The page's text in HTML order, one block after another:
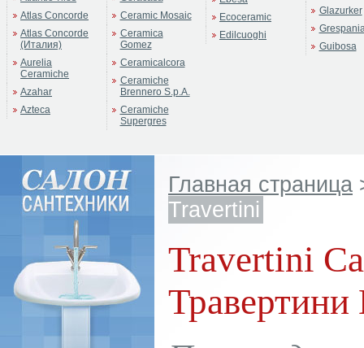
Atlas Concorde
Atlas Concorde
(Италия)
Aurelia
Ceramiche
Azahar
Azteca
Ceramic Mosaic
Ceramica
Gomez
Ceramicalcora
Ceramiche
Brennero S.p.A.
Ceramiche
Supergres
Ecoceramic
Edilcuoghi
Glazurker
Guibosa
Главная страница
Travertini
Travertini
Травертини